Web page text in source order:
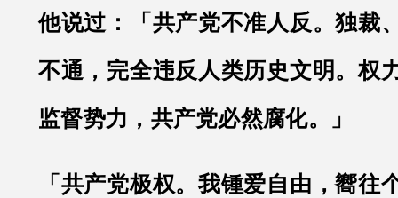
他说过：「共产党不准人反。独裁
不通，完全违反人类历史文明。权
监督势力，共产党必然腐化。」
「共产党极权。我锺爱自由，嚮往